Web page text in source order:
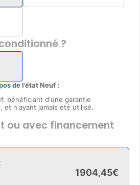
?
de l’état Neuf :
bénéficiant d'une garantie
et n'ayant jamais été utilisé.
ou avec financement
1904,45€